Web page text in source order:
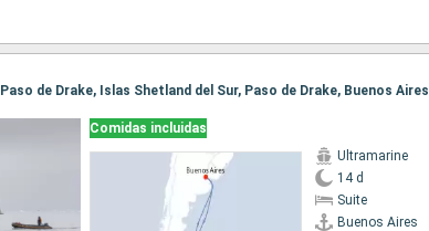
de Drake, Islas Shetland del Sur, Paso de Drake, Buenos Aires
Comidas incluidas
Ultramarine
14 d
Suite
Buenos Aires